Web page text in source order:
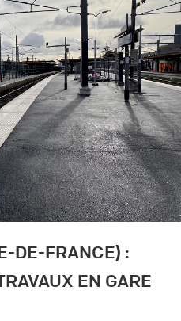
DE-FRANCE) :
EN GARE